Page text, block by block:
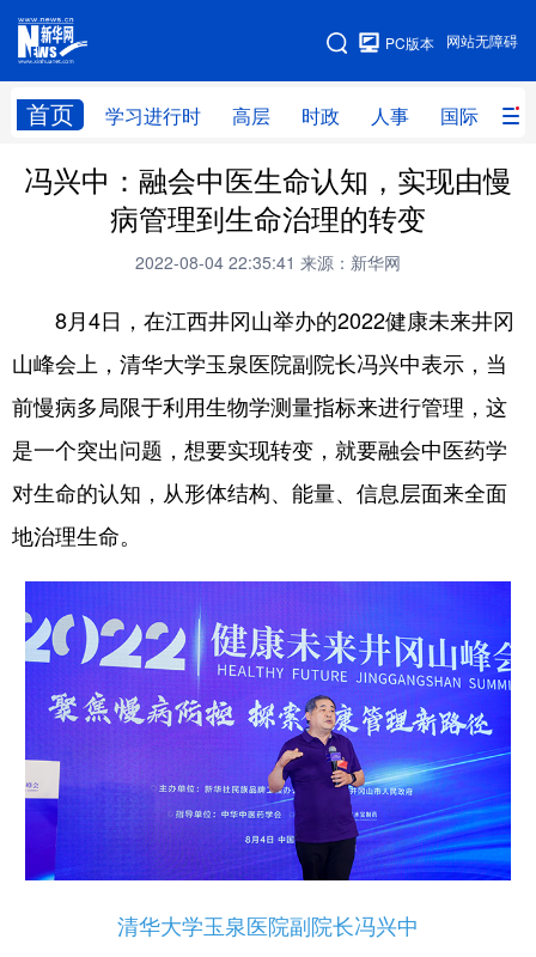
网站无障碍
PC版本
首页 学习进行时 高层 时政 人事 国际 财
网站地图
学习进行时 高层 时政 人事
财经 网评
科技 科创 量子 体育
文化 书画 健康 军事
法律 中央文件 金融 汽车
食品
学术中国 乡村振兴 银龄 溯源中国
城市 旅游 能源 会展
彩票 娱乐 时尚 悦读
公益 一带一路 亚太网 上市公司
文化产业
地方频道
天津 河北
冯兴中：融会中医生命认知，实现由慢
病管理到生命治理的转变
2022-08-04 22:35:41 来源：新华网
8月4日，在江西井冈山举办的2022健康未来井冈
山峰会上，清华大学玉泉医院副院长冯兴中表示，当
前慢病多局限于利用生物学测量指标来进行管理，这
是一个突出问题，想要实现转变，就要融会中医药学
对生命的认知，从形体结构、能量、信息层面来全面
地治理生命。
清华大学玉泉医院副院长冯兴中